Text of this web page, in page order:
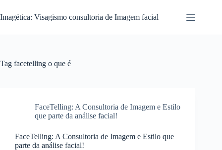
para
o
Imagética: Visagismo consultoria de Imagem facial
Tag facetelling o que é
FaceTelling: A Consultoria de Imagem e Estilo
que parte da análise facial!
FaceTelling: A Consultoria de Imagem e Estilo que
parte da análise facial!